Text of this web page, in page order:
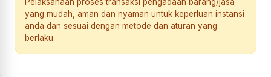
yang mudah, aman dan nyaman untuk keperluan instansi
anda dan sesuai dengan metode dan aturan yang
berlaku.